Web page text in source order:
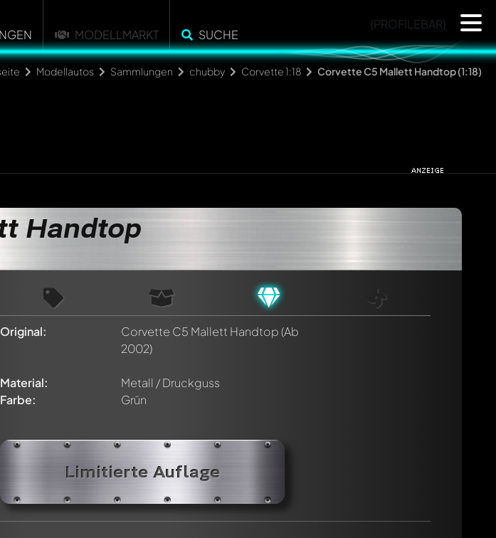
MODELLMARKT SUCHE
{PROFILEBAR}
Modellautos Sammlungen chubby Corvette 1:18 Corvette C5 Mallett Handtop (1:18)
Handtop
Original: Corvette C5 Mallett Handtop(Ab
2002)
Material:
Metall / Druckguss
Farbe:
Grün
Limitierte Auflage
Modell!